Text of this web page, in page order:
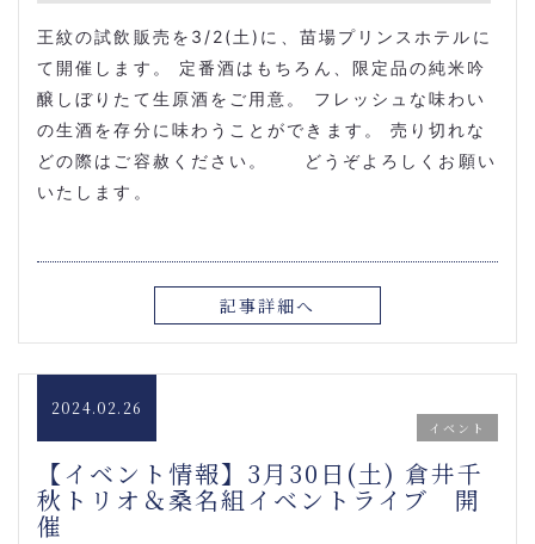
王紋の試飲販売を3/2(土)に、苗場プリンスホテルに
て開催します。 定番酒はもちろん、限定品の純米吟
醸しぼりたて生原酒をご用意。 フレッシュな味わい
の生酒を存分に味わうことができます。 売り切れな
どの際はご容赦ください。 どうぞよろしくお願い
いたします。
記事詳細へ
2024.02.26
イベント
【イベント情報】3月30日(土) 倉井千
秋トリオ＆桑名組イベントライブ 開
催